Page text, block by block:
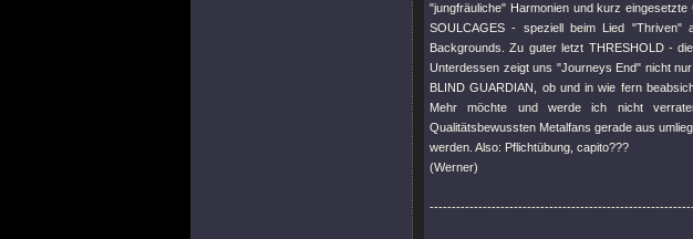
"jungfräuliche" Harmonien und kurz
SOULCAGES - speziell beim Lied "Thriven"
Backgrounds. Zu guter letzt THRESHOLD -
Unterdessen zeigt uns "Journeys End" nicht
BLIND GUARDIAN, ob und in wie fern
Mehr möchte und werde ich nicht
Qualitätsbewussten Metalfans gerade aus
werden. Also: Pflichtübung, capito???
(Werner)